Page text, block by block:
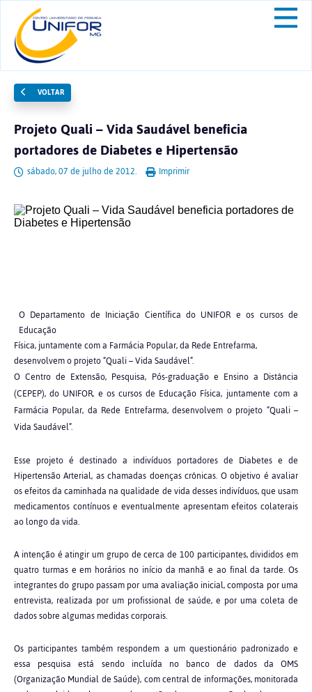
VOLTAR
Projeto Quali – Vida Saudável beneficia
portadores de Diabetes e Hipertensão
sábado, 07 de julho de 2012. Imprimir
O Departamento de Iniciação Científica do UNIFOR e os cursos de
Educação
Física, juntamente com a Farmácia Popular, da Rede Entrefarma,
desenvolvem o projeto “Quali – Vida Saudável”.
O Centro de Extensão, Pesquisa, Pós-graduação e Ensino a Distância
(CEPEP), do UNIFOR, e os cursos de Educação Física, juntamente com a
Farmácia Popular, da Rede Entrefarma, desenvolvem o projeto “Quali –
Vida Saudável”.
Esse projeto é destinado a indivíduos portadores de Diabetes e de
Hipertensão Arterial, as chamadas doenças crônicas. O objetivo é avaliar
os efeitos da caminhada na qualidade de vida desses indivíduos, que usam
medicamentos contínuos e eventualmente apresentam efeitos colaterais
ao longo da vida.
A intenção é atingir um grupo de cerca de 100 participantes, divididos em
quatro turmas e em horários no início da manhã e ao final da tarde. Os
integrantes do grupo passam por uma avaliação inicial, composta por uma
entrevista, realizada por um profissional de saúde, e por uma coleta de
dados sobre algumas medidas corporais.
Os participantes também respondem a um questionário padronizado e
essa pesquisa está sendo incluída no banco de dados da OMS
(Organização Mundial de Saúde), com central de informações, monitorada